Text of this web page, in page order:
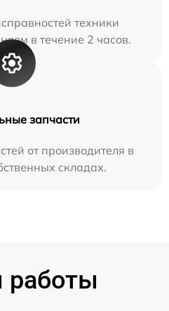
техники
в течение 2 часов.
запчасти
от производителя в
складах.
работы